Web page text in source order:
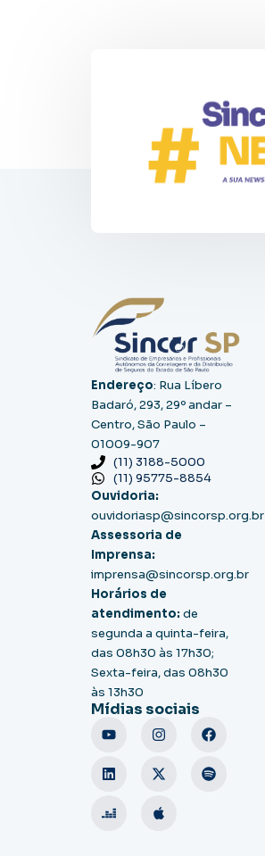
Endereço: Rua Líbero
Badaró, 293, 29º andar –
Centro, São Paulo –
01009-907
(11) 3188-5000
(11) 95775-8854
Ouvidoria:
ouvidoriasp@sincorsp.org.br
Assessoria de
Imprensa:
imprensa@sincorsp.org.br
Horários de
atendimento: de
segunda a quinta-feira,
das 08h30 às 17h30;
Sexta-feira, das 08h30
às 13h30
Mídias sociais